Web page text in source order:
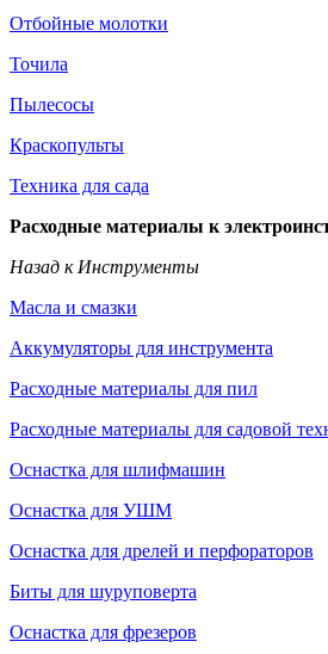
Отбойные молотки
Точила
Пылесосы
Краскопульты
Техника для сада
Расходные материалы к
Назад к Инструменты
Масла и смазки
Аккумуляторы для инструмента
Расходные материалы для пил
Расходные материалы для садовой
Оснастка для шлифмашин
Оснастка для УШМ
Оснастка для дрелей и перфораторов
Биты для шуруповерта
Оснастка для фрезеров